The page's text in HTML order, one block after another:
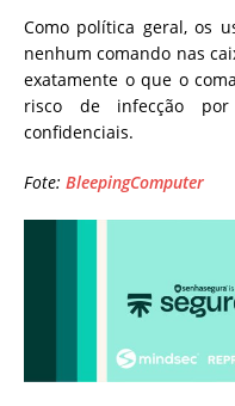
Como política geral, os
nenhum comando nas
exatamente o que o
risco de infecção
confidenciais.
Fote: BleepingComputer